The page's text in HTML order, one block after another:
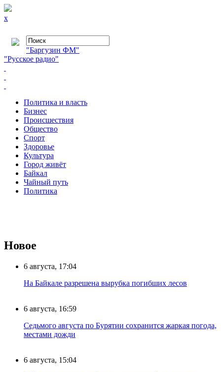
x
"Баргузин ФМ"
"Русское радио"
Политика и власть
Бизнес
Происшествия
Общество
Cпорт
Здоровье
Культура
Город живёт
Байкал
Чайный путь
Политика
Новое
6 августа, 17:04
На Байкале разрешена вырубка погибших лесов
6 августа, 16:59
Седьмого августа по Бурятии сохранится жаркая погода,
местами дожди
6 августа, 15:04